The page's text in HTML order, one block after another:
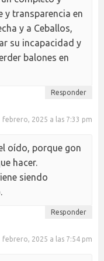
y transparencia en
y a Ceballos,
su incapacidad y
balones en
Responder
febrero, 2025 a las 7:33 pm
oído, porque gon
hacer.
siendo
Responder
febrero, 2025 a las 7:54 pm